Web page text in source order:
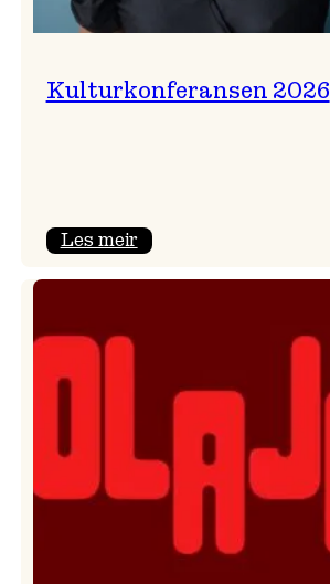
Kulturkonferansen 2026
Les meir: